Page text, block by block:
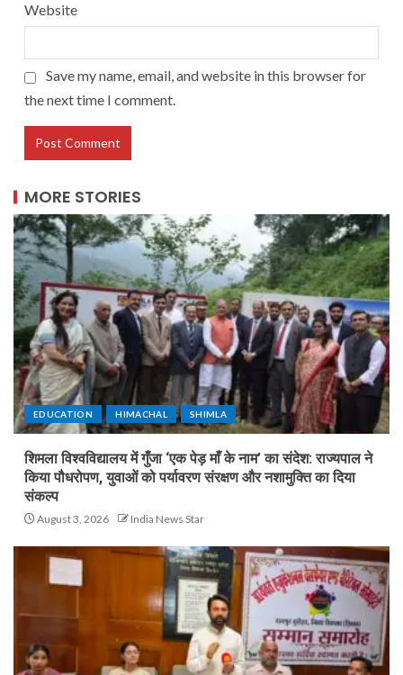
Website
Save my name, email, and website in this browser for
the next time I comment.
MORE STORIES
EDUCATION HIMACHAL SHIMLA
शिमला विश्वविद्यालय में गुँजा ‘एक पेड़ माँ के नाम’ का संदेश: राज्यपाल ने
किया पौधरोपण, युवाओं को पर्यावरण संरक्षण और नशामुक्ति का दिया
संकल्प
August 3, 2026 India News Star